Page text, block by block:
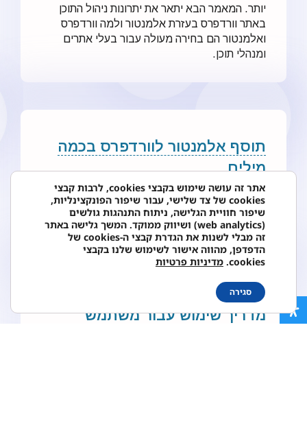
יותר. המאמר הבא יתאר את יתרונות ניהול התוכן
באתר וורדפרס בעזרת אלמנטור ולמה וורדפרס
ואלמנטור הם בחירה מעולה עבור בעלי אתרים
ומנהלי תוכן.
תוסף אלמנטור לוורדפרס בכמה
מילים
תוסף אלמנטור הוא כלי עריכה חזותי מתקדם עבור
וורדפרס, שמאפשר לך ליצור דפים ותוכן מותאם
אישית בצורה יעילה וקלה.
מדריך שימוש עבור משתמש
אתר זה עושה שימוש בקבצי cookies, לרבות קבצי
cookies של צד שלישי, עבור שיפור הפונקצינליות,
שיפור חוויית הגלישה, ניתוח התנהגות גולשים
(web analytics) ושיווק ממוקד. המשך גלישה באתר
זה מבלי לשנות את הגדרת קבצי ה-cookies של
הדפדפן, מהווה אישור לשימוש שלנו בקבצי
cookies. מדיניות פרטיות
סגירה